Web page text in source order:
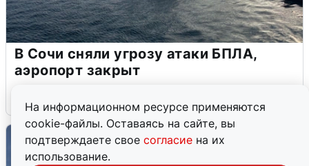
На информационном ресурсе применяются
cookie-файлы. Оставаясь на сайте, вы
подтверждаете свое согласие на их
использование.
В Сочи сняли угрозу атаки БПЛА,
аэропорт закрыт